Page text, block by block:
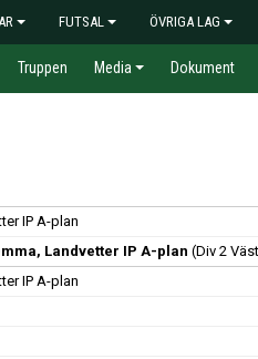
FUTSAL ÖVRIGA LAG
Truppen Media Dokument
IP A-plan
Landvetter IP A-plan (Div 2
IP A-plan